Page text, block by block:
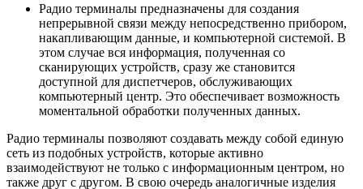
Радио терминалы предназначены для создания
непрерывной связи между непосредственно прибором,
накапливающим данные, и компьютерной системой. В
этом случае вся информация, полученная со
сканирующих устройств, сразу же становится
доступной для диспетчеров, обслуживающих
компьютерный центр. Это обеспечивает возможность
моментальной обработки полученных данных.
Радио терминалы позволяют создавать между собой единую
сеть из подобных устройств, которые активно
взаимодействуют не только с информационным центром, но
также друг с другом. В свою очередь аналогичные изделия